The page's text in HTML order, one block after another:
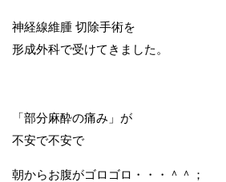
神経線維腫 切除手術を
形成外科で受けてきました。
「部分麻酔の痛み」が
不安で不安で
朝からお腹がゴロゴロ・・・＾＾；